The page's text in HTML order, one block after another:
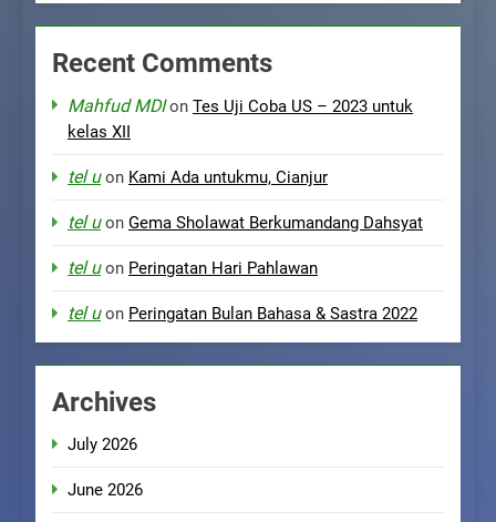
Recent Comments
Mahfud MDIon Tes Uji Coba US – 2023 untuk
kelas XII
tel uon Kami Ada untukmu, Cianjur
tel uon Gema Sholawat Berkumandang Dahsyat
tel uon Peringatan Hari Pahlawan
tel uon Peringatan Bulan Bahasa & Sastra 2022
Archives
July 2026
June 2026